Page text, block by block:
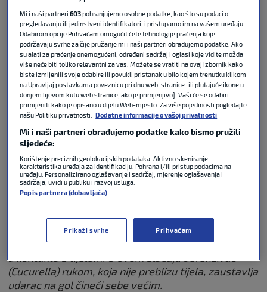
domaćina Njemačke i Španjolske.
Španjolskaje kasnije stigla do naslova, a sudačka
komisija je ocijenila da je u četvrtfinalu sudac
Anthony Tayloru produžetku dvoboja kod rezultata
1:1 trebao dosuditi kazneni udarac za Njemačku zbog
igranja rukomšpanjolskog braniča Marca Cucurelle
nakon udarca Jamala Musiale.
Taylor je tada samo odmahnuo rukom i dao znak da
se utakmica nastavlja, a nisu reagirali ni suci u VAR
sobi. Zbog ove je situacije UEFA promijenila pravilo o
igranju rukom:
ruke i lopte koji zaustavlja udarac na gol treba
strože kazniti i u većini slučajeva dosuditi kaznu,
osim ako je ruka obrambenog igrača preblizu tijelu ili
u kontaktu s tijelom. U ovom slučaju defenzivac
(Cucurella) rukom, koja nije preblizu tijela, zaustavlja
udarac na gol čineći sebe većim.
Mi i naši partneri603pohranjujemo osobne podatke, kao što su podaci o
pregledavanju ili jedinstveni identifikatori, i pristupamo im na vašem uređaju.
Odabirom opcije Prihvaćam omogućit ćete tehnologije praćenja koje
podržavaju svrhe za čije pružanje mi i naši partneri obrađujemo podatke. Ako
su alati za praćenje onemogućeni, određeni sadržaj i oglasi koje vidite možda
više neće biti toliko relevantni za vas. Možete se vratiti na ovaj izbornik kako
biste izmijenili svoje odabire ili povukli pristanak u bilo kojem trenutku klikom
na Upravljaj postavkama poveznicu pri dnu web-stranice [ili plutajuće ikone u
donjem lijevom kutu web stranice, ako je primjenjivo]. Vaši će se odabiri
primijeniti kako je opisano u dijelu Web-mjesto. Za više pojedinosti pogledajte
našu Politiku privatnosti.
Dodatne informacije o vašoj privatnosti
Mi i naši partneri obrađujemo podatke kako bismo pružili
sljedeće:
Korištenje preciznih geolokacijskih podataka. Aktivno skeniranje
karakteristika uređaja za identifikaciju. Pohrana i/ili pristup podacima na
uređaju. Personalizirano oglašavanje i sadržaj, mjerenje oglašavanja i
sadržaja, uvidi u publiku i razvoj usluga.
Popis partnera (dobavljača)
Prikaži svrhe Prihvaćam